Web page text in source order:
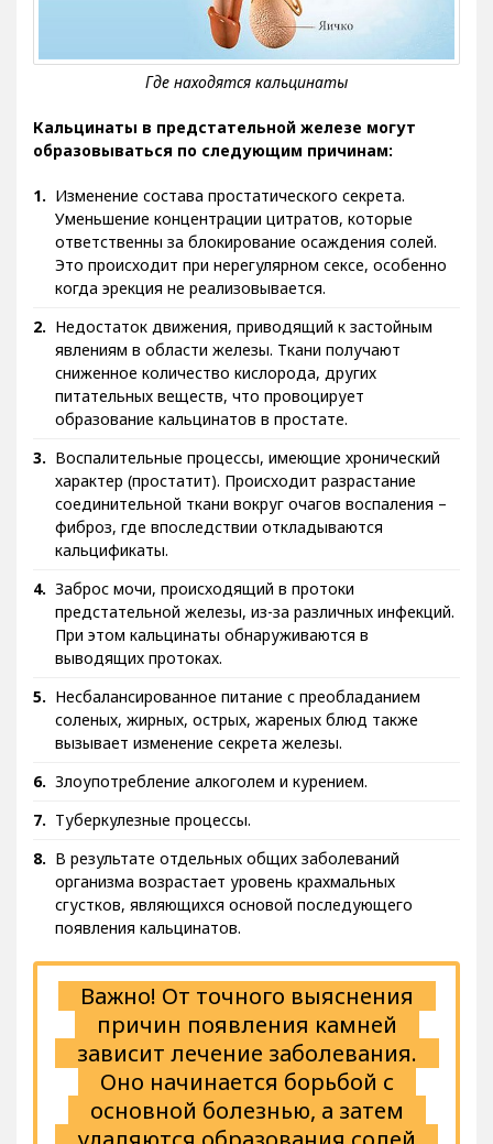
Кальцинаты в предстательной железе могут
образовываться по следующим причинам:
Изменение состава простатического секрета.
Уменьшение концентрации цитратов, которые
ответственны за блокирование осаждения солей.
Это происходит при нерегулярном сексе, особенно
когда эрекция не реализовывается.
Недостаток движения, приводящий к застойным
явлениям в области железы. Ткани получают
сниженное количество кислорода, других
питательных веществ, что провоцирует
образование кальцинатов в простате.
Воспалительные процессы, имеющие хронический
характер (простатит). Происходит разрастание
соединительной ткани вокруг очагов воспаления –
фиброз, где впоследствии откладываются
кальцификаты.
Заброс мочи, происходящий в протоки
предстательной железы, из-за различных инфекций.
При этом кальцинаты обнаруживаются в
выводящих протоках.
Несбалансированное питание с преобладанием
соленых, жирных, острых, жареных блюд также
вызывает изменение секрета железы.
Злоупотребление алкоголем и курением.
Туберкулезные процессы.
В результате отдельных общих заболеваний
организма возрастает уровень крахмальных
сгустков, являющихся основой последующего
появления кальцинатов.
Важно! От точного выяснения
причин появления камней
зависит лечение заболевания.
Оно начинается борьбой с
основной болезнью, а затем